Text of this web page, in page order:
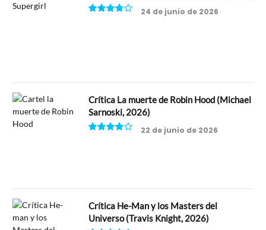
24 de junio de 2026
Crítica La muerte de Robin Hood (Michael
Sarnoski, 2026)
22 de junio de 2026
Crítica He-Man y los Masters del
Universo (Travis Knight, 2026)